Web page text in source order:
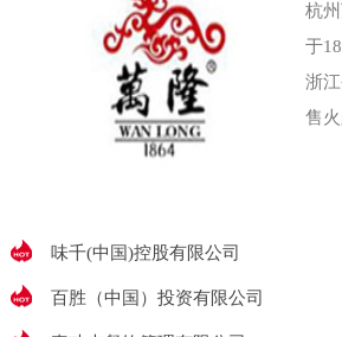
一难题，金
研究决策，
金五园农业发
杭
于
浙
售
味千(中国)控股有限公司
百胜（中国）投资有限公司